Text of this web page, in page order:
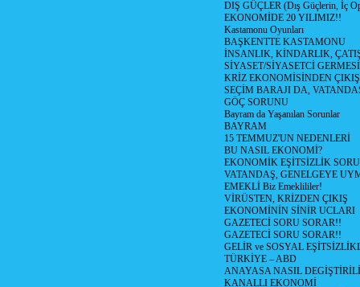
DIŞ GÜÇLER (Dış Güçlerin, İç
EKONOMİDE 20 YILIMIZ!!
Kastamonu Oyunları
BAŞKENTTE KASTAMONU
İNSANLIK, KİNDARLIK,
SİYASET/SİYASETCİ
KRİZ EKONOMİSİNDEN ÇIKIŞ
SEÇİM BARAJI DA,
GÖÇ SORUNU
Bayram da Yaşanılan Sorunlar
BAYRAM
15 TEMMUZ'UN NEDENLERİ
BU NASIL EKONOMİ?
EKONOMİK EŞİTSİZLİK
VATANDAŞ, GENELGEYE
EMEKLİ Biz Emeklililer!
VİRÜSTEN, KRİZDEN ÇIKIŞ
EKONOMİNİN SİNİR UCLARI
GAZETECİ SORU SORAR!!
GAZETECİ SORU SORAR!!
GELİR ve SOSYAL
TÜRKİYE – ABD
ANAYASA NASIL
KANALLI EKONOMİ